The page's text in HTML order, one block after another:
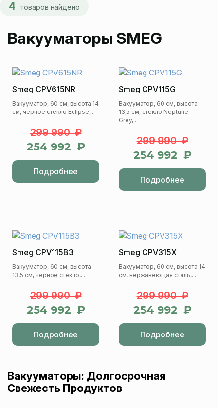
4 товаров найдено
Вакууматоры SMEG
Smeg CPV615NR
Вакууматор, 60 см, высота 14
см, черное стекло Eclipse,...
299 990 ₽
254 992 ₽
Подробнее
Smeg CPV115G
Вакууматор, 60 см, высота
13,5 см, стекло Neptune
Grey,...
299 990 ₽
254 992 ₽
Подробнее
Smeg CPV115B3
Вакууматор, 60 см, высота
13,5 см, чёрное стекло,...
299 990 ₽
254 992 ₽
Подробнее
Smeg CPV315X
Вакууматор, 60 см, высота 14
см, нержавеющая сталь,...
299 990 ₽
254 992 ₽
Подробнее
Вакууматоры: Долгосрочная
Свежесть Продуктов